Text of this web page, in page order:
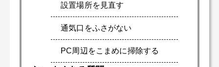
設置場所を見直す
通気口をふさがない
PC周辺をこまめに掃除する